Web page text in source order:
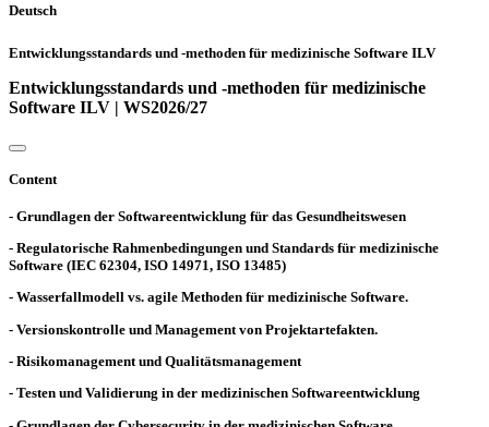
Deutsch
Entwicklungsstandards und -methoden für medizinische Software ILV
Entwicklungsstandards und -methoden für medizinische
Software ILV | WS2026/27
Content
- Grundlagen der Softwareentwicklung für das Gesundheitswesen
- Regulatorische Rahmenbedingungen und Standards für medizinische
Software (IEC 62304, ISO 14971, ISO 13485)
- Wasserfallmodell vs. agile Methoden für medizinische Software.
- Versionskontrolle und Management von Projektartefakten.
- Risikomanagement und Qualitätsmanagement
- Testen und Validierung in der medizinischen Softwareentwicklung